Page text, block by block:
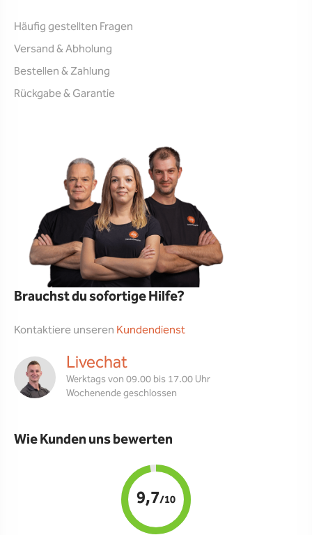
Häufig gestellten Fragen
Versand & Abholung
Bestellen & Zahlung
Rückgabe & Garantie
Brauchst du sofortige Hilfe?
Kontaktiere unseren Kundendienst
Livechat
Werktags von 09.00 bis 17.00 Uhr
Wochenende geschlossen
Wie Kunden uns bewerten
9,7/10